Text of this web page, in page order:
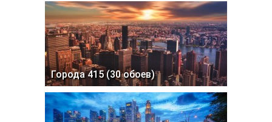
Города 415 (30 обоев)